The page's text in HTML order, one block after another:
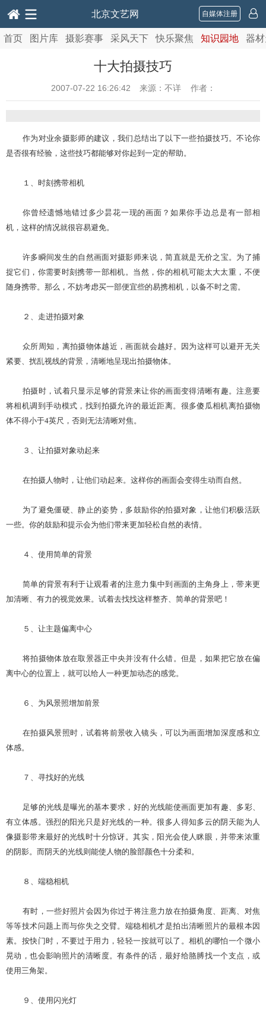
北京文艺网 自媒体注册
首页 图片库 摄影赛事 采风天下 快乐聚焦 知识园地 器
十大拍摄技巧
2007-07-22 16:26:42 来源：不详 作者：
作为对业余摄影师的建议，我们总结出了以下一些拍摄技巧。不论你
是否很有经验，这些技巧都能够对你起到一定的帮助。
１、时刻携带相机
你曾经遗憾地错过多少昙花一现的画面？如果你手边总是有一部相
机，这样的情况就很容易避免。
许多瞬间发生的自然画面对摄影师来说，简直就是无价之宝。为了捕
捉它们，你需要时刻携带一部相机。当然，你的相机可能太大太重，不便
随身携带。那么，不妨考虑买一部便宜些的易携相机，以备不时之需。
２、走进拍摄对象
众所周知，离拍摄物体越近，画面就会越好。因为这样可以避开无关
紧要、扰乱视线的背景，清晰地呈现出拍摄物体。
拍摄时，试着只显示足够的背景来让你的画面变得清晰有趣。注意要
将相机调到手动模式，找到拍摄允许的最近距离。很多傻瓜相机离拍摄物
体不得小于4英尺 ， 否则无法清晰对焦。
３、让拍摄对象动起来
在拍摄人物时，让他们动起来。这样你的画面会变得生动而自然。
为了避免僵硬、静止的姿势，多鼓励你的拍摄对象，让他们积极活跃
一些。你的鼓励和提示会为他们带来更加轻松自然的表情。
４、使用简单的背景
简单的背景有利于让观看者的注意力集中到画面的主角身上，带来更
加清晰、有力的视觉效果。试着去找找这样整齐、简单的背景吧！
５、让主题偏离中心
将拍摄物体放在取景器正中央并没有什么错。但是，如果把它放在偏
离中心的位置上，就可以给人一种更加动态的感觉。
６、为风景照增加前景
在拍摄风景照时，试着将前景收入镜头，可以为画面增加深度感和立
体感。
７、寻找好的光线
足够的光线是曝光的基本要求，好的光线能使画面更加有趣、多彩、
有立体感。强烈的阳光只是好光线的一种。很多人得知多云的阴天能为人
像摄影带来最好的光线时十分惊讶。其实，阳光会使人眯眼，并带来浓重
的阴影。而阴天的光线则能使人物的脸部颜色十分柔和。
８、端稳相机
有时，一些好照片会因为你过于将注意力放在拍摄角度、距离、对焦
等等技术问题上而与你失之交臂。端稳相机才是拍出清晰照片的最根本因
素。按快门时，不要过于用力，轻轻一按就可以了。相机的哪怕一个微小
晃动，也会影响照片的清晰度。有条件的话，最好给胳膊找一个支点，或
使用三角架。
９、使用闪光灯